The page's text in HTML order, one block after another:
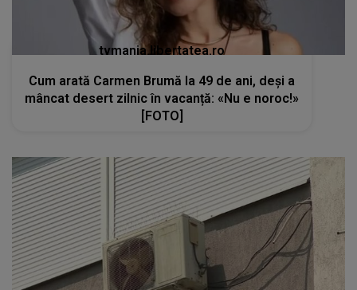
tvmania.libertatea.ro
Cum arată Carmen Brumă la 49 de ani, deși a
mâncat desert zilnic în vacanță: «Nu e noroc!»
[FOTO]